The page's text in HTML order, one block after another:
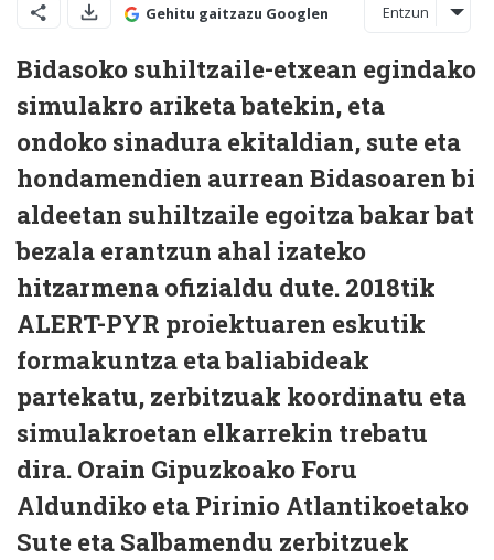
Gehitu gaitzazu Googlen Entzun
Bidasoko suhiltzaile-etxean egindako
simulakro ariketa batekin, eta
ondoko sinadura ekitaldian, sute eta
hondamendien aurrean Bidasoaren bi
aldeetan suhiltzaile egoitza bakar bat
bezala erantzun ahal izateko
hitzarmena ofizialdu dute. 2018tik
ALERT-PYR proiektuaren eskutik
formakuntza eta baliabideak
partekatu, zerbitzuak koordinatu eta
simulakroetan elkarrekin trebatu
dira. Orain Gipuzkoako Foru
Aldundiko eta Pirinio Atlantikoetako
Sute eta Salbamendu zerbitzuek